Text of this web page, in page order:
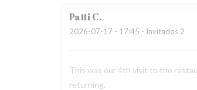
PattiC
2026-07-17 - 17:45 - Invitados 2
This was our 4th visit to the
returning.